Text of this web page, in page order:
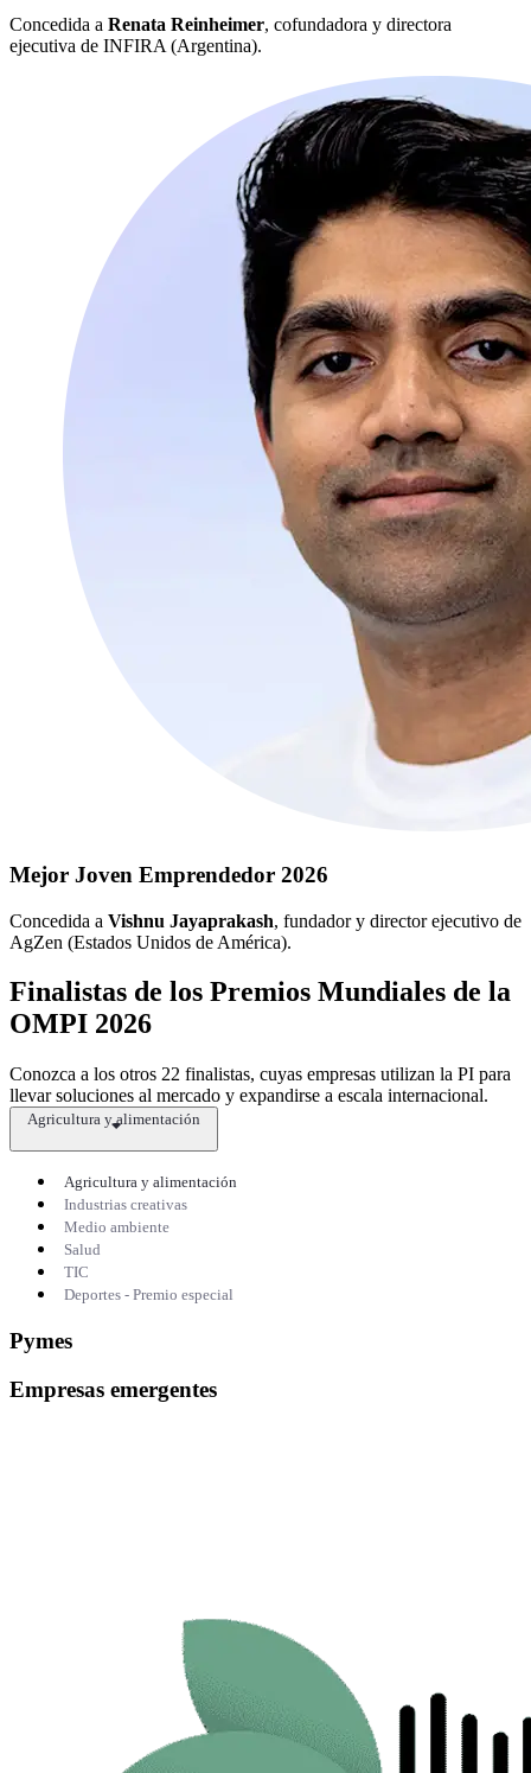
Concedida a Renata Reinheimer, cofundadora y directora
ejecutiva de INFIRA (Argentina).
Mejor Joven Emprendedor 2026
Concedida a Vishnu Jayaprakash, fundador y director ejecutivo de
AgZen (Estados Unidos de América).
Finalistas de los Premios Mundiales de la
OMPI 2026
Conozca a los otros 22 finalistas, cuyas empresas utilizan la PI para
llevar soluciones al mercado y expandirse a escala internacional.
Agricultura y alimentación
Agricultura y alimentación
Industrias creativas
Medio ambiente
Salud
TIC
Deportes - Premio especial
Pymes
Empresas emergentes